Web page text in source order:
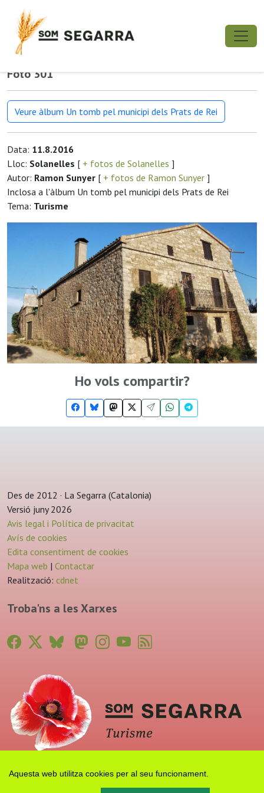
Aquesta web utilitza cookies per al seu funcionament.
Foto 301
Veure àlbum Un tomb pel municipi dels Prats de Rei
Data: 11.8.2016
Lloc: Solanelles [ + fotos de Solanelles ]
Autor: Ramon Sunyer [ + fotos de Ramon Sunyer ]
Inclosa a l'àlbum Un tomb pel municipi dels Prats de Rei
Tema: Turisme
Ho vols compartir?
Des de 2012 · La Segarra (Catalonia)
Versió juny 2026
Avis legal i Política de privacitat
Avís de cookies
Edita consentiment de cookies
Mapa web | Contactar
Realització: cdnet
Troba'ns a les Xarxes